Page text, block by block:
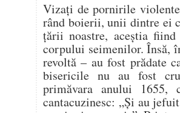
Vizați de pornirile
rând boierii, unii dintre ei
țării noastre, aceștia
corpului seimenilor. Însă,
revoltă – au fost prădate
bisericile nu au fost
primăvara anului 1655,
cantacuzinesc: „Și au